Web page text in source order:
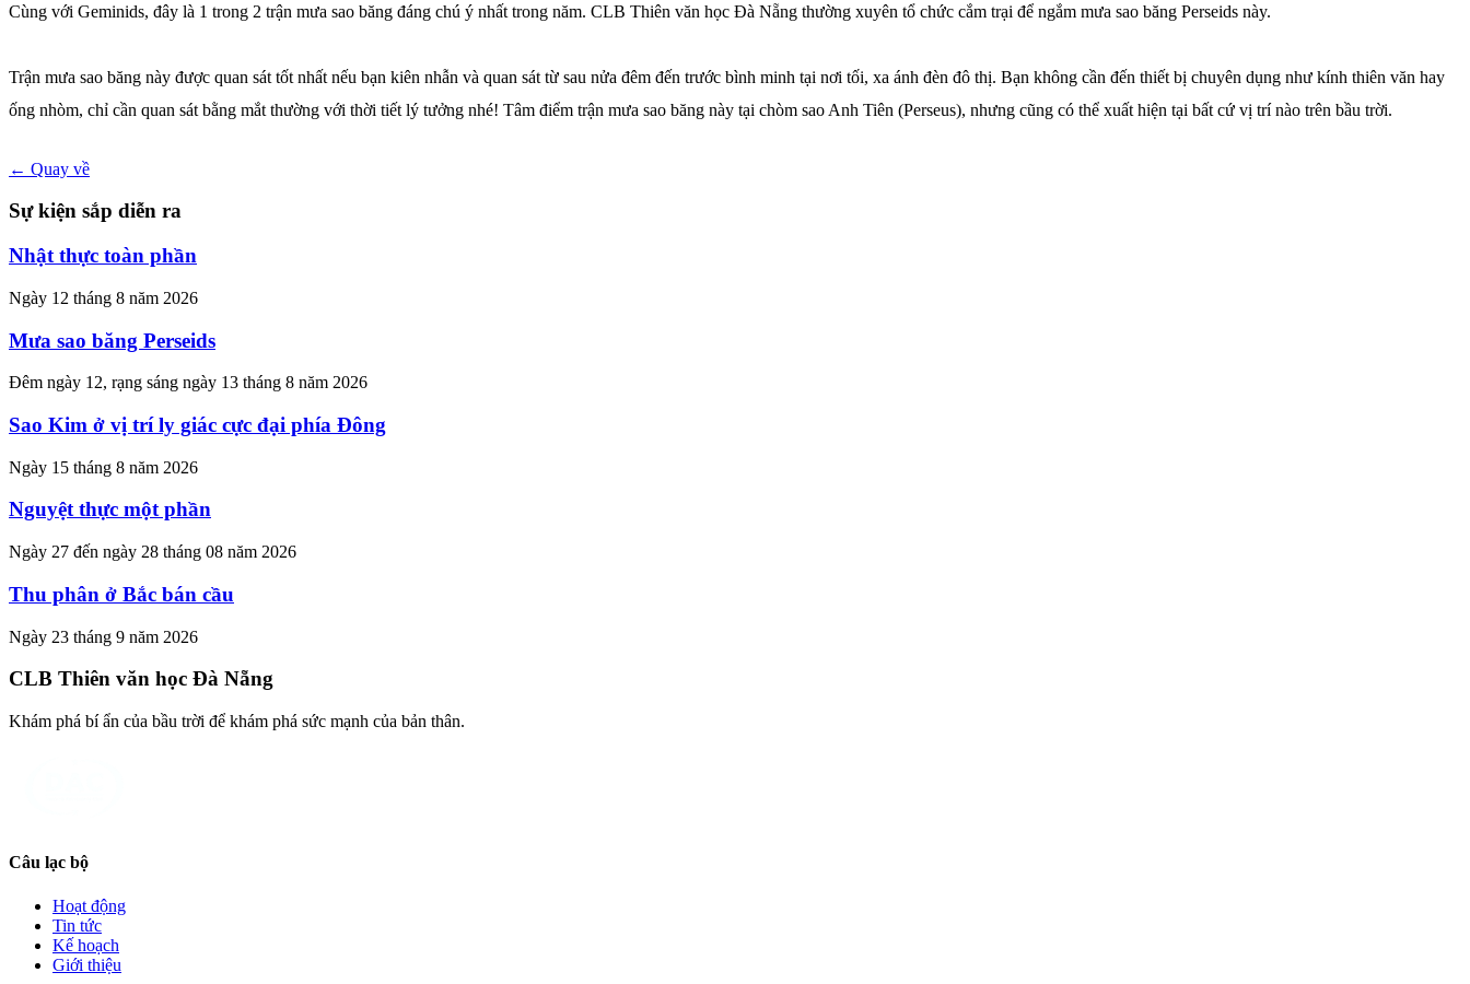
Cùng với Geminids, đây là 1 trong 2 trận mưa sao băng đáng chú ý nhất trong năm. CLB Thiên văn học Đà Nẵng thường xuyên tổ chức cắm trại để ngắm mưa sao băng Perseids này.
Trận mưa sao băng này được quan sát tốt nhất nếu bạn kiên nhẫn và quan sát từ sau nửa đêm đến trước bình minh tại nơi tối, xa ánh đèn đô thị. Bạn không cần đến thiết bị chuyên dụng như kính thiên văn hay
ống nhòm, chỉ cần quan sát bằng mắt thường với thời tiết lý tưởng nhé! Tâm điểm trận mưa sao băng này tại chòm sao Anh Tiên (Perseus), nhưng cũng có thể xuất hiện tại bất cứ vị trí nào trên bầu trời.
← Quay về
Sự kiện sắp diễn ra
Nhật thực toàn phần
Ngày 12 tháng 8 năm 2026
Mưa sao băng Perseids
Đêm ngày 12, rạng sáng ngày 13 tháng 8 năm 2026
Sao Kim ở vị trí ly giác cực đại phía Đông
Ngày 15 tháng 8 năm 2026
Nguyệt thực một phần
Ngày 27 đến ngày 28 tháng 08 năm 2026
Thu phân ở Bắc bán cầu
Ngày 23 tháng 9 năm 2026
CLB Thiên văn học Đà Nẵng
Khám phá bí ẩn của bầu trời để khám phá sức mạnh của bản thân.
Câu lạc bộ
Hoạt động
Tin tức
Kế hoạch
Giới thiệu